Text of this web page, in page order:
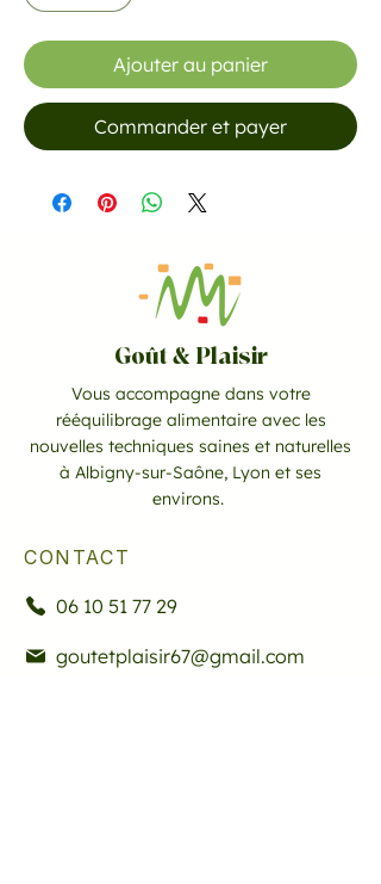
Ajouter au panier
Commander et payer
Goût & Plaisir
Vous accompagne dans votre
rééquilibrage alimentaire avec les
nouvelles techniques saines et naturelles
à Albigny-sur-Saône, Lyon et ses
environs.
CONTACT
06 10 51 77 29
goutetplaisir67@gmail.com